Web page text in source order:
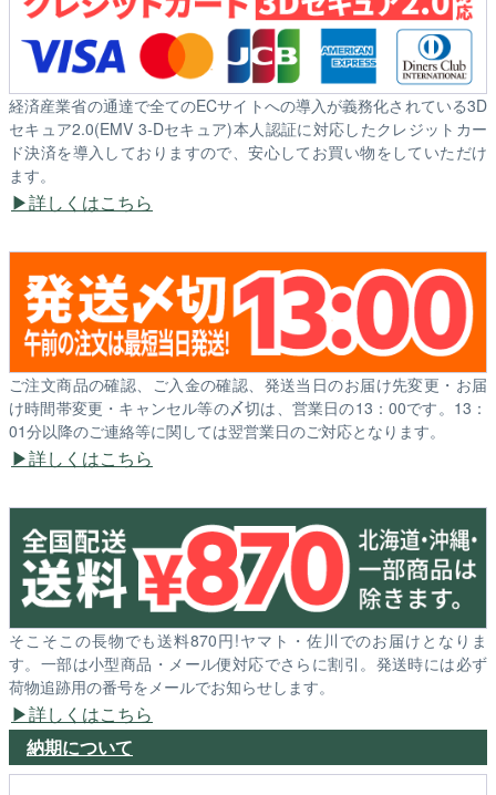
経済産業省の通達で全てのECサイトへの導入が義務化されている3D
セキュア2.0(EMV 3-Dセキュア)本人認証に対応したクレジットカー
ド決済を導入しておりますので、安心してお買い物をしていただけ
ます。
詳しくはこちら
ご注文商品の確認、ご入金の確認、発送当日のお届け先変更・お届
け時間帯変更・キャンセル等の〆切は、営業日の13：00です。13：
01分以降のご連絡等に関しては翌営業日のご対応となります。
詳しくはこちら
そこそこの長物でも送料870円!ヤマト・佐川でのお届けとなりま
す。一部は小型商品・メール便対応でさらに割引。発送時には必ず
荷物追跡用の番号をメールでお知らせします。
詳しくはこちら
納期について